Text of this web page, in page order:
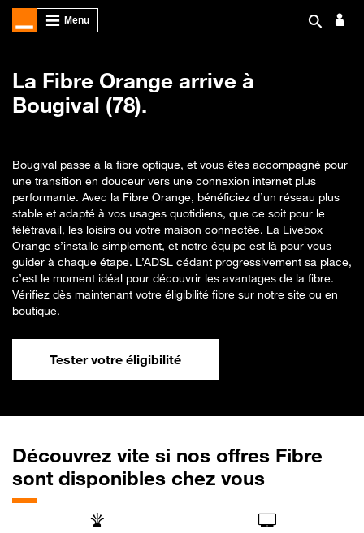
La Fibre Orange arrive à
Bougival (78).
Bougival passe à la fibre optique, et vous êtes accompagné pour
une transition en douceur vers une connexion internet plus
performante. Avec la Fibre Orange, bénéficiez d’un réseau plus
stable et adapté à vos usages quotidiens, que ce soit pour le
télétravail, les loisirs ou votre maison connectée. La Livebox
Orange s’installe simplement, et notre équipe est là pour vous
guider à chaque étape. L’ADSL cédant progressivement sa place,
c’est le moment idéal pour découvrir les avantages de la fibre.
Vérifiez dès maintenant votre éligibilité fibre sur notre site ou en
boutique.
Tester votre éligibilité
Découvrez vite si nos offres Fibre
sont disponibles chez vous